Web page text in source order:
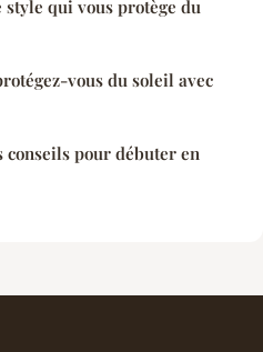
style qui vous protège du
vous du soleil avec
pour débuter en